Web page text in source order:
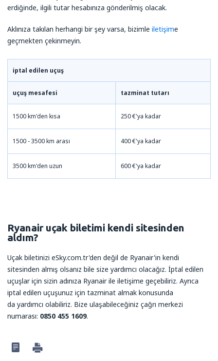
erdiğinde, ilgili tutar hesabınıza gönderilmiş olacak.
Aklınıza takılan herhangi bir şey varsa, bizimle iletişime
geçmekten çekinmeyin.
iptal edilen uçuş
uçuş mesafesi tazminat tutarı
1500 km'den kısa 250 €'ya kadar
1500 - 3500 km arası 400 €'ya kadar
3500 km'den uzun 600 €'ya kadar
Ryanair uçak biletimi kendi sitesinden
aldım?
Uçak biletinizi eSky.com.tr'den değil de Ryanair'in kendi
sitesinden almış olsanız bile size yardımcı olacağız. İptal edilen
uçuşlar için sizin adınıza Ryanair ile iletişime geçebiliriz. Ayrıca
iptal edilen uçuşunuz için tazminat almak konusunda
da yardımcı olabiliriz. Bize ulaşabileceğiniz çağrı merkezi
numarası: 0850 455 1609.